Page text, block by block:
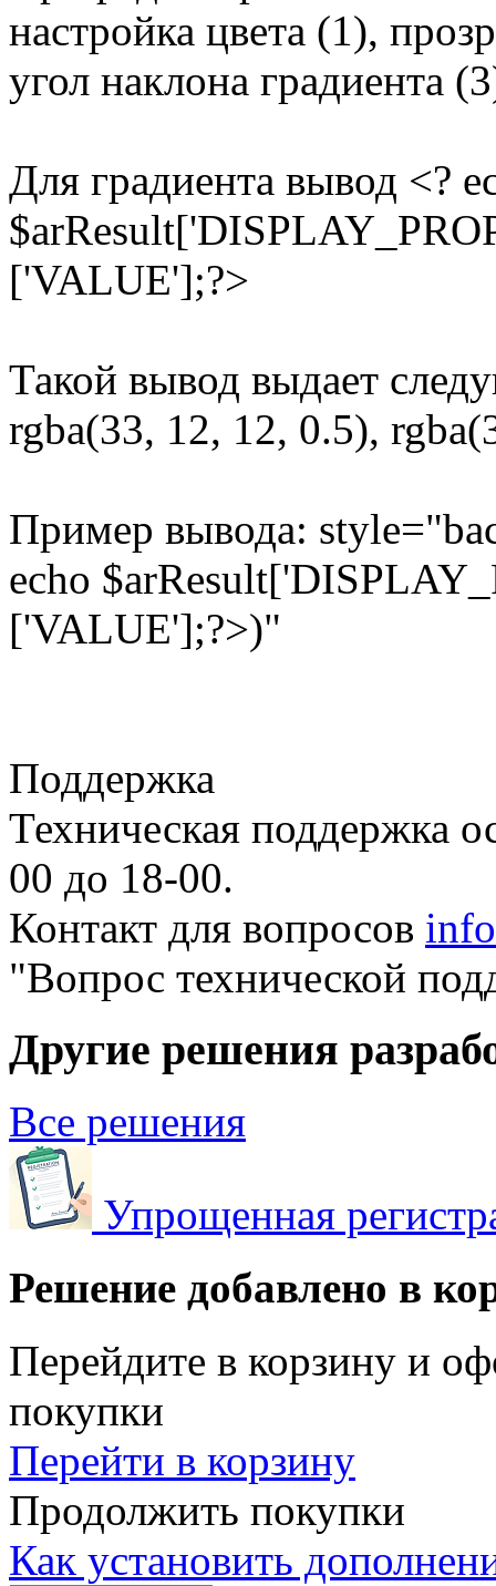
настройка цвета (1),
угол наклона градиента
Для градиента вывод <?
['VALUE'];?>
Такой вывод выдает
rgba(33, 12, 12, 0.5),
Пример вывода:
echo
['VALUE'];?>)"
Поддержка
Техническая поддержка
00 до 18-00.
Контакт для вопросов
"Вопрос технической
Другие решения
Все решения
Упрощенная
Решение добавлено в
Перейдите в корзину и
покупки
Перейти в корзину
Продолжить покупки
Как установить